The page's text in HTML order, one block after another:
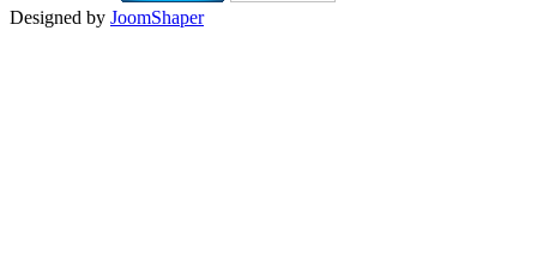
Designed by JoomShaper